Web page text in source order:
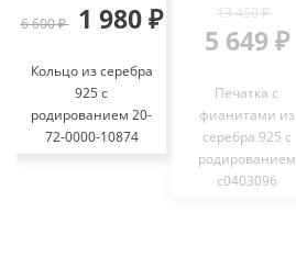
6 600 ₽ 1 980 ₽
Кольцо из серебра
925 с
родированием 20-
72-0000-10874
13 450 ₽
5 649 ₽
Печатка с
фианитами из
серебра 925 с
родированием
с0403096